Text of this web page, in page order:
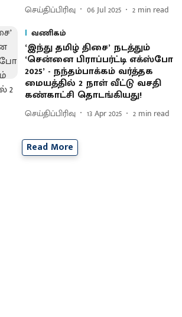
செய்திப்பிரிவு 06 Jul 2025 2 min read
வணிகம்
‘இந்து தமிழ் திசை’ நடத்தும்
‘சென்னை பிராப்பர்ட்டி எக்ஸ்போ
2025’ - நந்தம்பாக்கம் வர்த்தக
மையத்தில் 2 நாள் வீட்டு வசதி
கண்காட்சி தொடங்கியது!
செய்திப்பிரிவு 13 Apr 2025 2 min read
Read More